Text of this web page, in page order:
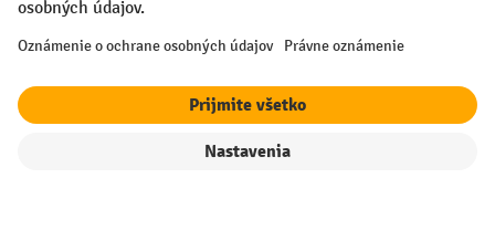
Nastavenia ochrany osobných údajov
All prices excl. VAT plus shipping costsand possible delivery charges,
if not stated otherwise.